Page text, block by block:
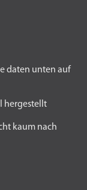
daten unten auf
hergestellt
kaum nach